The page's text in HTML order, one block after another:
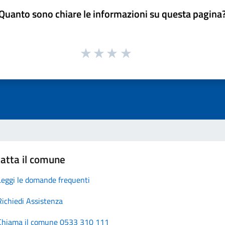
sono chiare le informazioni su questa
il comune
le domande frequenti
Assistenza
il comune 0533 310 111